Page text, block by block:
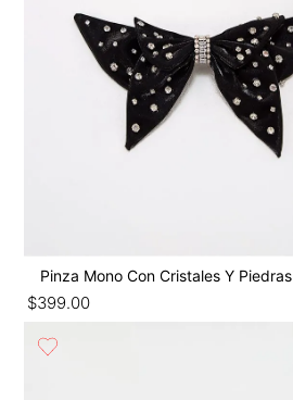
Pinza Mono Con Cristales Y Piedras
$399.00